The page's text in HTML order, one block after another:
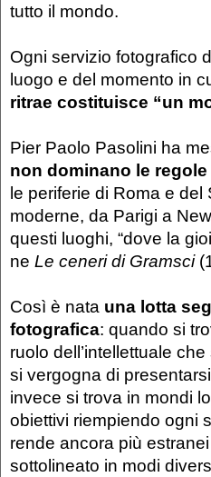
tutto il mondo.
Ogni servizio fotografico
luogo e del momento in
ritrae costituisce “un
Pier Paolo Pasolini ha
non dominano le
le periferie di Roma e
moderne, da Parigi a
questi luoghi, “dove la
ne Le ceneri di Gramsci
Così è nata una lotta
fotografica: quando si
ruolo dell’intellettuale
si vergogna di
invece si trova in mondi
obiettivi riempiendo ogni
rende ancora più
sottolineato in modi